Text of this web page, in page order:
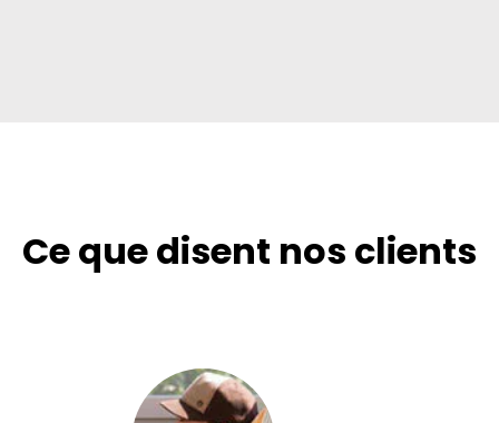
Ce que disent nos clients